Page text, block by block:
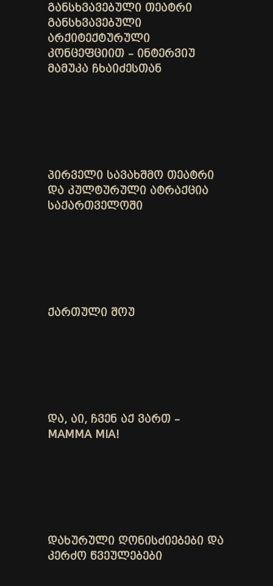
ᲒᲐᲜᲡᲮᲕᲐᲕᲔᲑᲣᲚᲘ ᲗᲔᲐᲢᲠᲘ
ᲒᲐᲜᲡᲮᲕᲐᲕᲔᲑᲣᲚᲘ
ᲐᲠᲥᲘᲢᲔᲥᲢᲣᲠᲣᲚᲘ
ᲙᲝᲜᲪᲔᲤᲪᲘᲘᲗ – ᲘᲜᲢᲔᲠᲕᲘᲣ
ᲛᲐᲛᲣᲙᲐ ᲩᲮᲐᲘᲫᲔᲡᲗᲐᲜ
ᲞᲘᲠᲕᲔᲚᲘ ᲡᲐᲕᲐᲮᲨᲛᲝ ᲗᲔᲐᲢᲠᲘ
ᲓᲐ ᲙᲣᲚᲢᲣᲠᲣᲚᲘ ᲐᲢᲠᲐᲥᲪᲘᲐ
ᲡᲐᲥᲐᲠᲗᲕᲔᲚᲝᲨᲘ
ᲥᲐᲠᲗᲣᲚᲘ ᲨᲝᲣ
ᲓᲐ, ᲐᲘ, ᲩᲕᲔᲜ ᲐᲥ ᲕᲐᲠᲗ –
MAMMA MIA!
ᲓᲐᲮᲣᲠᲣᲚᲘ ᲦᲝᲜᲘᲡᲫᲘᲔᲑᲔᲑᲘ ᲓᲐ
ᲙᲔᲠᲫᲝ ᲬᲕᲔᲣᲚᲔᲑᲔᲑᲘ